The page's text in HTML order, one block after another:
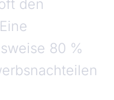
den
80 %